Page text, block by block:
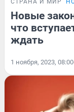
Новые
что
ждать
1 ноября, 2023, 08:00